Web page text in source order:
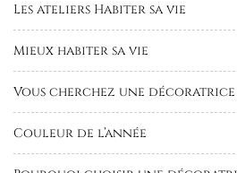
Les ateliers Habiter sa vie
Mieux habiter sa vie
Vous cherchez une décoratrice
Couleur de l’année